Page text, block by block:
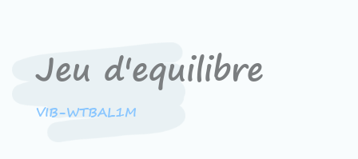
Jeu d'equilibre
VIB-WTBAL1M